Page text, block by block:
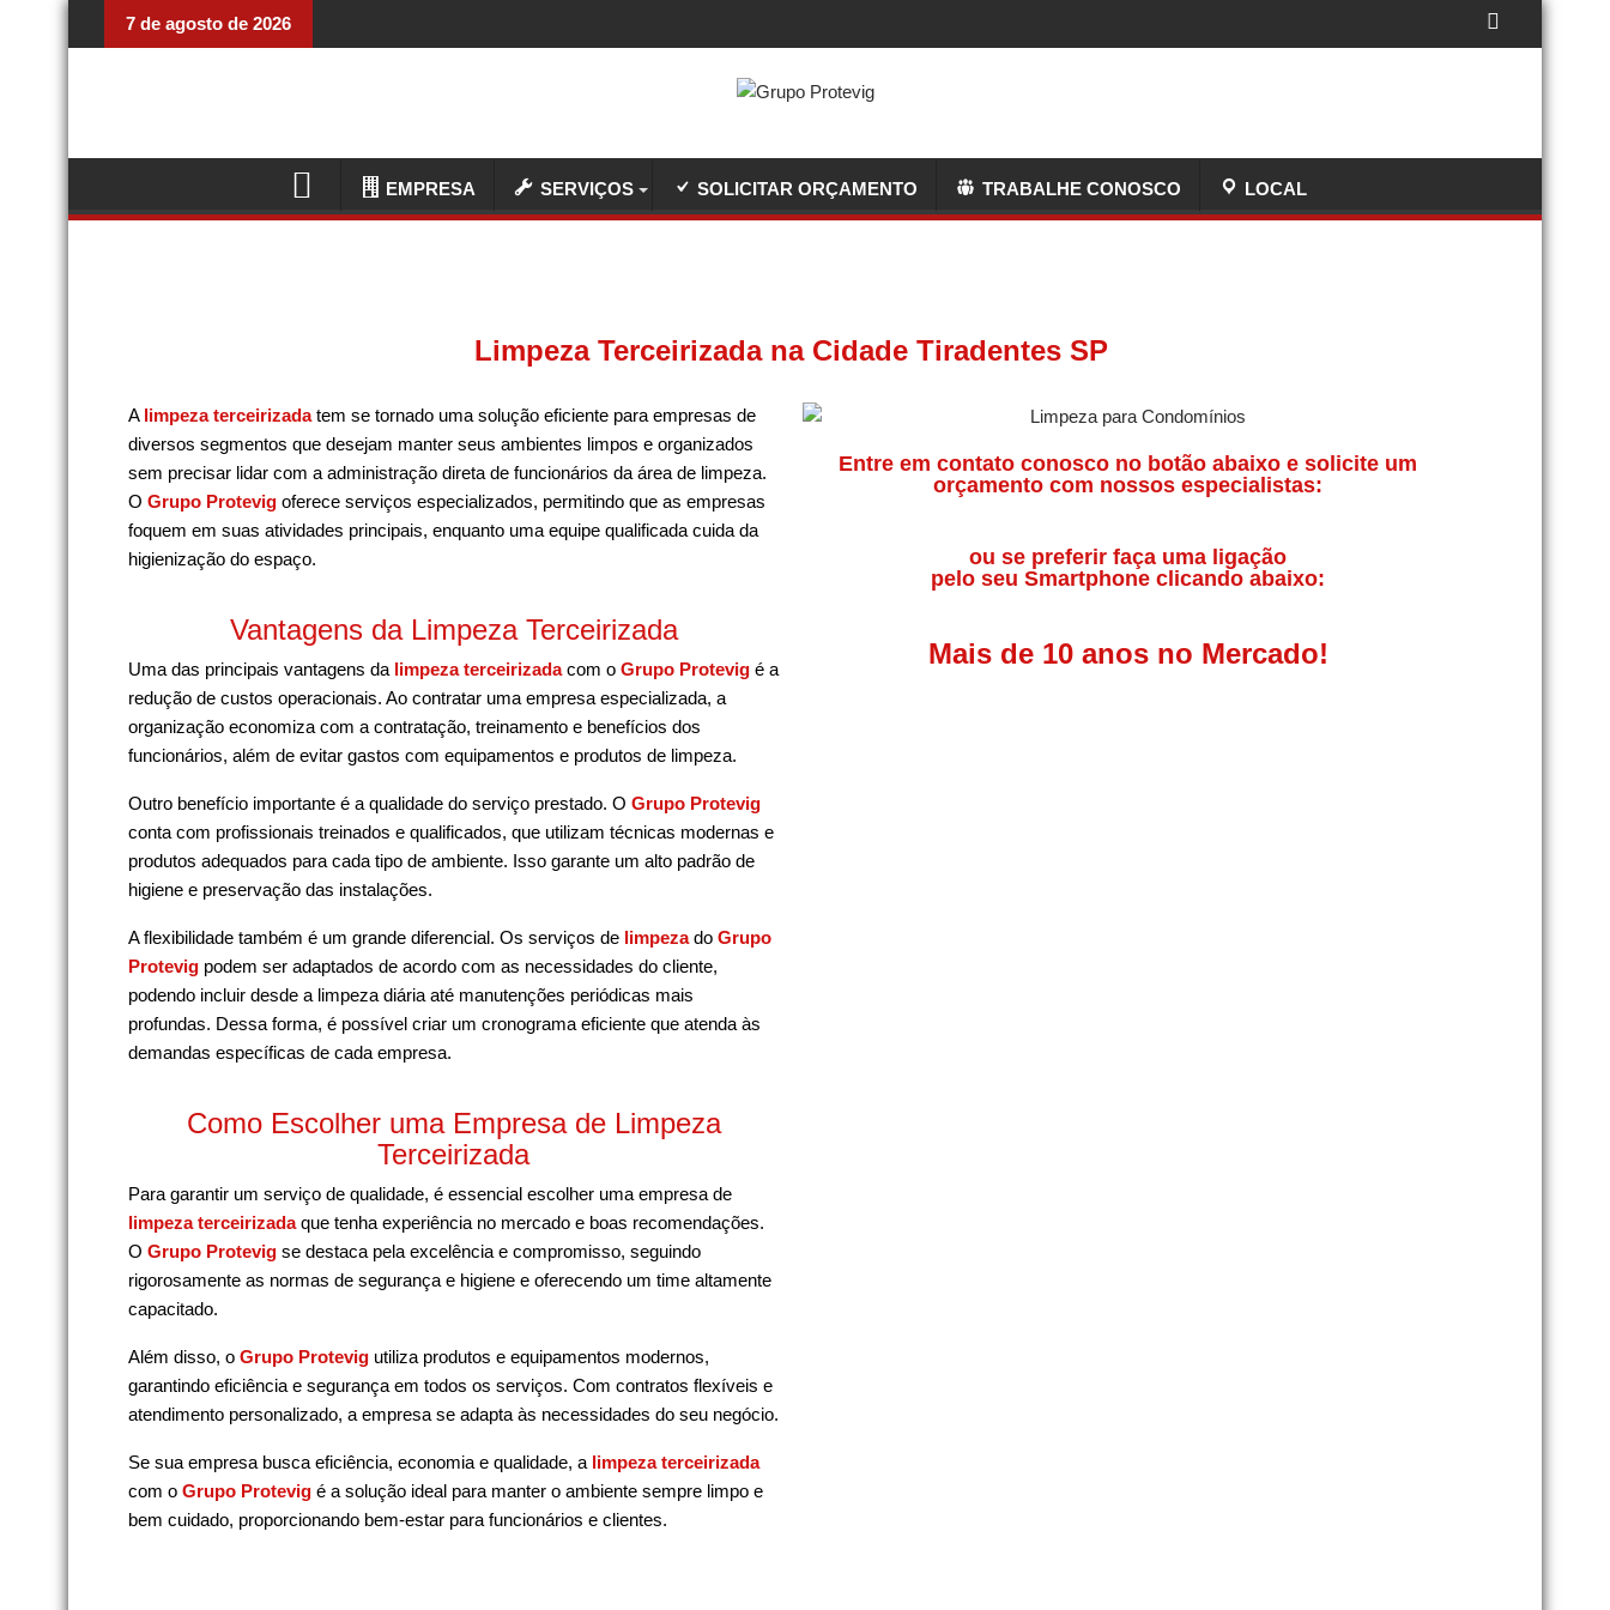
7 de agosto de 2026
EMPRESA SERVIÇOS SOLICITAR ORÇAMENTO TRABALHE CONOSCO LOCAL
Limpeza Terceirizada na Cidade Tiradentes SP
A limpeza terceirizadatem se tornado uma solução eficiente para empresas de
diversos segmentos que desejam manter seus ambientes limpos e organizados
sem precisar lidar com a administração direta de funcionários da área de limpeza.
O Grupo Protevig oferece serviços especializados, permitindo que as empresas
foquem em suas atividades principais, enquanto uma equipe qualificada cuida da
higienização do espaço.
Vantagens da Limpeza Terceirizada
Uma das principais vantagens da limpeza terceirizadacom o Grupo Protevig é a
redução de custos operacionais. Ao contratar uma empresa especializada, a
organização economiza com a contratação, treinamento e benefícios dos
funcionários, além de evitar gastos com equipamentos e produtos de limpeza.
Outro benefício importante é a qualidade do serviço prestado. O Grupo Protevig
conta com profissionais treinados e qualificados, que utilizam técnicas modernas e
produtos adequados para cada tipo de ambiente. Isso garante um alto padrão de
higiene e preservação das instalações.
A flexibilidade também é um grande diferencial. Os serviços de limpezado Grupo
Protevig podem ser adaptados de acordo com as necessidades do cliente,
podendo incluir desde a limpeza diária até manutenções periódicas mais
profundas. Dessa forma, é possível criar um cronograma eficiente que atenda às
demandas específicas de cada empresa.
Como Escolher uma Empresa de Limpeza
Terceirizada
Para garantir um serviço de qualidade, é essencial escolher uma empresa de
limpeza terceirizadaque tenha experiência no mercado e boas recomendações.
O Grupo Protevig se destaca pela excelência e compromisso, seguindo
rigorosamente as normas de segurança e higiene e oferecendo um time altamente
capacitado.
Além disso, o Grupo Protevig utiliza produtos e equipamentos modernos,
garantindo eficiência e segurança em todos os serviços. Com contratos flexíveis e
atendimento personalizado, a empresa se adapta às necessidades do seu negócio.
Se sua empresa busca eficiência, economia e qualidade, a limpeza terceirizada
com o Grupo Protevig é a solução ideal para manter o ambiente sempre limpo e
bem cuidado, proporcionando bem-estar para funcionários e clientes.
Entre em contato conosco no botão abaixo e solicite um
orçamento com nossos especialistas:
ou se preferir faça uma ligação
pelo seu Smartphone clicando abaixo:
Mais de 10 anos no Mercado!